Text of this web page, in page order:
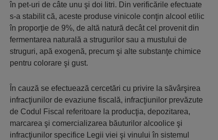
în pet-uri de câte unu şi doi litri. Din verificările efectuate
s-a stabilit că, aceste produse vinicole conţin alcool etilic
în proporţie de 9%, de altă natură decât cel provenit din
fermentarea naturală a strugurilor sau a mustului de
struguri, apă exogenă, precum şi alte substanţe chimice
pentru colorare şi gust.
În cauză se efectuează cercetări cu privire la săvârşirea
infracţiunilor de evaziune fiscală, infracţiunilor prevăzute
de Codul Fiscal referitoare la producţia, depozitarea,
marcarea şi comercializarea băuturilor alcoolice şi
infracţiunilor specifice Legii viei şi vinului în sistemul